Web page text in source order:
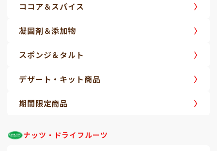
ココア＆スパイス
凝固剤＆添加物
スポンジ＆タルト
デザート・キット商品
期間限定商品
ナッツ・ドライフルーツ